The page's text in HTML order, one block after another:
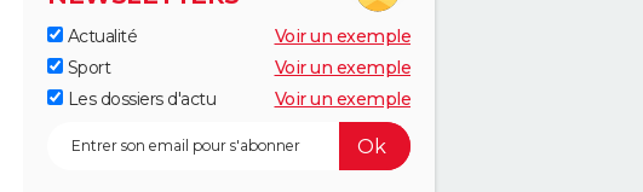
Actualité
Voir un exemple
Sport
Voir un exemple
Les dossiers d'actu
Voir un exemple